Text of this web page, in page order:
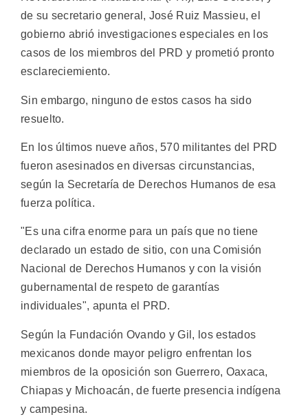
de su secretario general, José Ruiz Massieu, el
gobierno abrió investigaciones especiales en los
casos de los miembros del PRD y prometió pronto
esclareciemiento.
Sin embargo, ninguno de estos casos ha sido
resuelto.
En los últimos nueve años, 570 militantes del PRD
fueron asesinados en diversas circunstancias,
según la Secretaría de Derechos Humanos de esa
fuerza política.
"Es una cifra enorme para un país que no tiene
declarado un estado de sitio, con una Comisión
Nacional de Derechos Humanos y con la visión
gubernamental de respeto de garantías
individuales", apunta el PRD.
Según la Fundación Ovando y Gil, los estados
mexicanos donde mayor peligro enfrentan los
miembros de la oposición son Guerrero, Oaxaca,
Chiapas y Michoacán, de fuerte presencia indígena
y campesina.